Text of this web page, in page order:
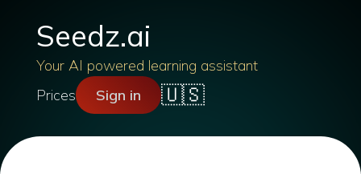
Seedz.ai
Your AI powered learning assistant
Prices
Sign in 🇺🇸